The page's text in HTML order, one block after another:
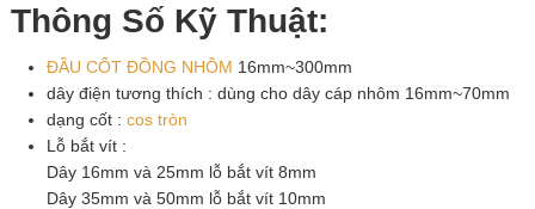
Thông Số Kỹ Thuật:
ĐẦU CỐT ĐỒNG NHÔM 16mm~300mm
dây điện tương thích : dùng cho dây cáp nhôm 16mm~70mm
dạng cốt : cos tròn
Lỗ bắt vít :
Dây 16mm và 25mm lỗ bắt vít 8mm
Dây 35mm và 50mm lỗ bắt vít 10mm